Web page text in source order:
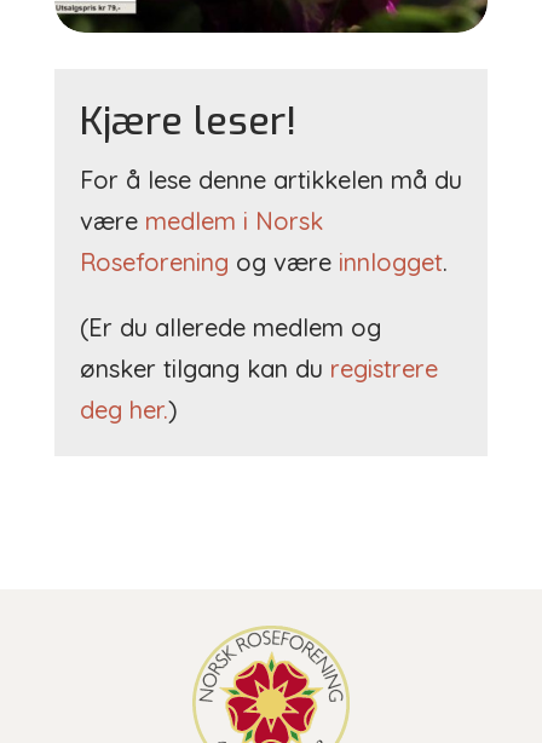
Kjære leser!
For å lese denne artikkelen må du
være medlem i Norsk
Roseforening og være innlogget.
(Er du allerede medlem og
ønsker tilgang kan du registrere
deg her.)